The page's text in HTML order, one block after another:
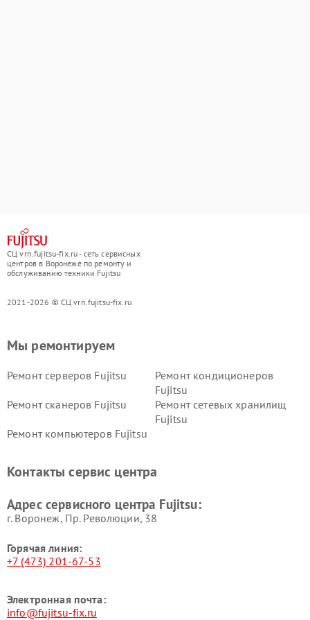
СЦ vrn.fujitsu-fix.ru - сеть сервисных
центров в Воронеже по ремонту и
обслуживанию техники Fujitsu
2021-2026 © СЦ vrn.fujitsu-fix.ru
Мы ремонтируем
Ремонт серверов Fujitsu
Ремонт кондиционеров
Fujitsu
Ремонт сканеров Fujitsu
Ремонт сетевых хранилищ
Fujitsu
Ремонт компьютеров Fujitsu
Контакты сервис центра
Адрес сервисного центра Fujitsu:
г. Воронеж, Пр. Революции, 38
Горячая линия:
+7 (473) 201-67-53
Электронная почта:
info@fujitsu-fix.ru